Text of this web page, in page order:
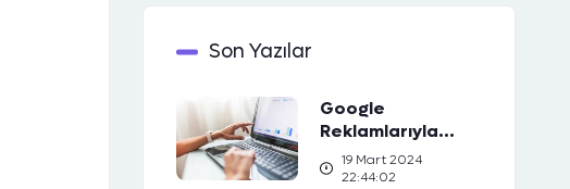
Son Yazılar
Google
Reklamlarıyla
Marka Bilinirliğinizi
Artırın
19 Mart 2024
22:44:02